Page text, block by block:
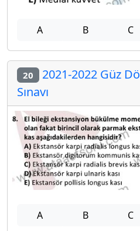
A B C
20 2021-2022 Güz
Sınavı
A B C